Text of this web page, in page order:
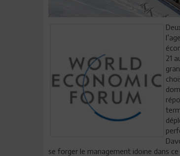
21
se forger le management idoine dans